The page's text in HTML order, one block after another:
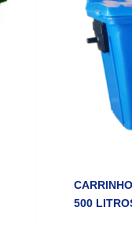
500